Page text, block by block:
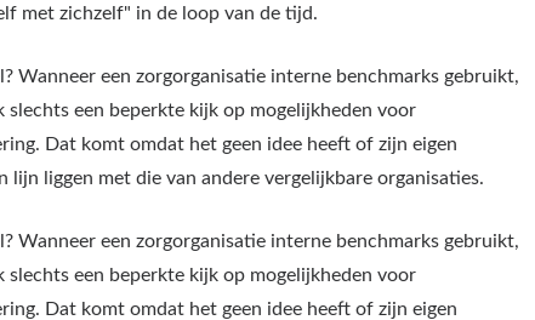
met zichzelf" in de loop van de tijd.
Wanneer een zorgorganisatie interne benchmarks gebruikt,
slechts een beperkte kijk op mogelijkheden voor
Dat komt omdat het geen idee heeft of zijn eigen
lijn liggen met die van andere vergelijkbare organisaties.
Wanneer een zorgorganisatie interne benchmarks gebruikt,
slechts een beperkte kijk op mogelijkheden voor
Dat komt omdat het geen idee heeft of zijn eigen